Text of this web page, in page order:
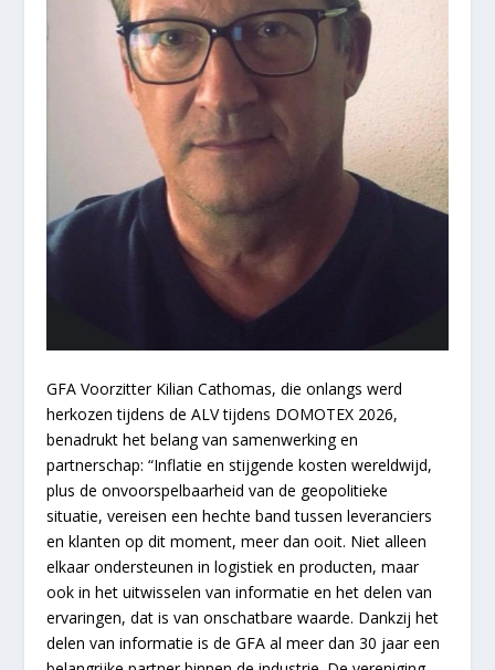
GFA Voorzitter Kilian Cathomas, die onlangs werd
herkozen tijdens de ALV tijdens DOMOTEX 2026,
benadrukt het belang van samenwerking en
partnerschap: “Inflatie en stijgende kosten wereldwijd,
plus de onvoorspelbaarheid van de geopolitieke
situatie, vereisen een hechte band tussen leveranciers
en klanten op dit moment, meer dan ooit. Niet alleen
elkaar ondersteunen in logistiek en producten, maar
ook in het uitwisselen van informatie en het delen van
ervaringen, dat is van onschatbare waarde. Dankzij het
delen van informatie is de GFA al meer dan 30 jaar een